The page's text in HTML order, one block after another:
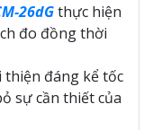
26dGthực hiện
đo đồng thời
thiện đáng kể tốc
sự cần thiết của